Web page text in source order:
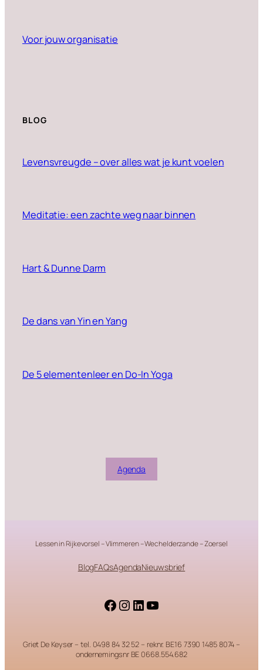
Voor jouw organisatie
BLOG
Levensvreugde – over alles wat je kunt voelen
Meditatie: een zachte weg naar binnen
Hart & Dunne Darm
De dans van Yin en Yang
De 5 elementenleer en Do-In Yoga
Agenda
Lessen in Rijkevorsel – Vlimmeren – Wechelderzande – Zoersel
BlogFAQsAgendaNieuwsbrief
Facebook
Instagram
LinkedIn
YouTube
Griet De Keyser – tel. 0498 84 32 52 – reknr. BE16 7390 1485 8074 –
ondernemingsnr BE 0668.554.682